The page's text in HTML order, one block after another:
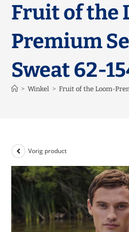
Fruit of the
Premium
Sweat 62-
> Winkel > Fruit of the Loom-
Vorig product